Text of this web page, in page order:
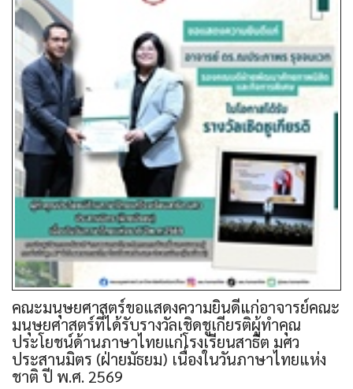
คณะมนุษยศาสตร์ขอแสดงความยินดีแก่อาจารย์คณะ
มนุษยศาสตร์ที่ได้รับรางวัลเชิดชูเกียรติผู้ทำคุณ
ประโยชน์ด้านภาษาไทยแก่โรงเรียนสาธิต มศว
ประสานมิตร (ฝ่ายมัธยม) เนื่องในวันภาษาไทยแห่ง
ชาติ ปี พ.ศ. 2569